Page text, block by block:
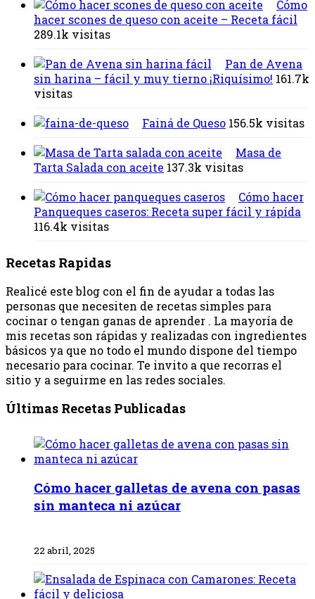
Cómo
hacer scones de queso con aceite – Receta fácil
289.1k visitas
Pan de Avena
sin harina – fácil y muy tierno ¡Riquísimo! 161.7k
visitas
Fainá de Queso 156.5k visitas
Masa de
Tarta Salada con aceite 137.3k visitas
Cómo hacer
Panqueques caseros: Receta super fácil y rápída
116.4k visitas
Recetas Rapidas
Realicé este blog con el fin de ayudar a todas las
personas que necesiten de recetas simples para
cocinar o tengan ganas de aprender . La mayoría de
mis recetas son rápidas y realizadas con ingredientes
básicos ya que no todo el mundo dispone del tiempo
necesario para cocinar. Te invito a que recorras el
sitio y a seguirme en las redes sociales.
Últimas Recetas Publicadas
Cómo hacer galletas de avena con pasas
sin manteca ni azúcar
22 abril, 2025